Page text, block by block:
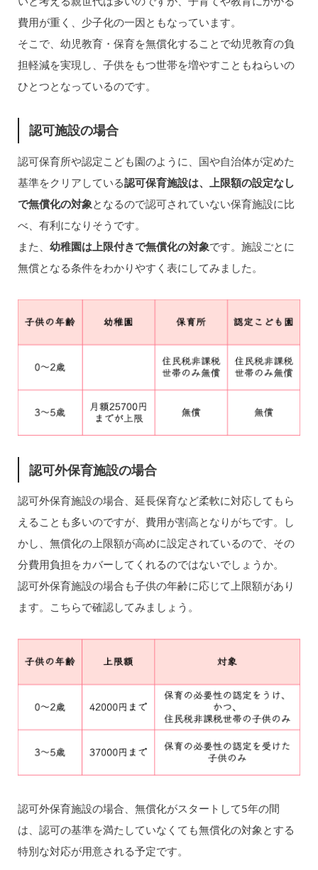
費用が重く、少子化の一因ともなっています。
そこで、幼児教育・保育を無償化することで幼児教育の負
担軽減を実現し、子供をもつ世帯を増やすこともねらいの
ひとつとなっているのです。
認可施設の場合
認可保育所や認定こども園のように、国や自治体が定めた
基準をクリアしている認可保育施設は、上限額の設定なし
で無償化の対象となるので認可されていない保育施設に比
べ、有利になりそうです。
また、 幼稚園は上限付きで無償化の対象です。施設ごとに
無償となる条件をわかりやすく表にしてみました。
認可外保育施設の場合
認可外保育施設の場合、延長保育など柔軟に対応してもら
えることも多いのですが、費用が割高となりがちです。し
かし、無償化の上限額が高めに設定されているので、その
分費用負担をカバーしてくれるのではないでしょうか。
認可外保育施設の場合も子供の年齢に応じて上限額があり
ます。こちらで確認してみましょう。
認可外保育施設の場合、無償化がスタートして5年の間
は、認可の基準を満たしていなくても無償化の対象とする
特別な対応が用意される予定です。